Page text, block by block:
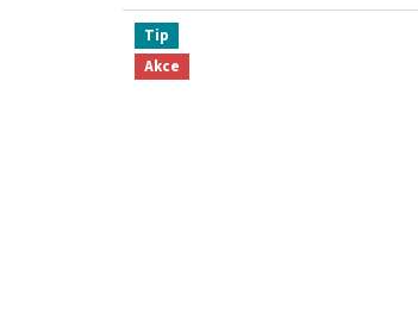
Tip
Akce